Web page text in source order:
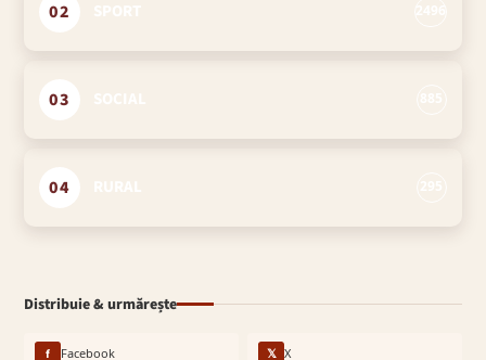
02
03
04
Distribuie & urmărește
f Facebook 𝕏 X